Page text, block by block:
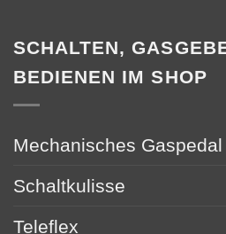
SCHALTEN,
BEDIENEN IM SHOP
Mechanisches Gaspedal
Schaltkulisse
Teleflex